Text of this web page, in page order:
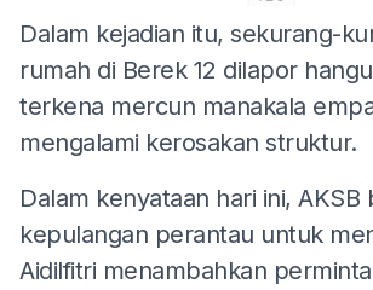
Dalam kejadian itu, sekurang-
rumah di Berek 12 dilapor
terkena mercun manakala
mengalami kerosakan struktur.
Dalam kenyataan hari ini, AKSB
kepulangan perantau untuk
Aidilfitri menambahkan